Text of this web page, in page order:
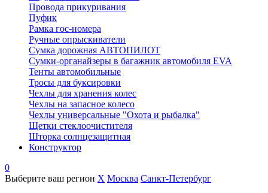
Провода прикуривания
Пуфик
Рамка гос-номера
Ручные опрыскиватели
Сумка дорожная АВТОПИЛОТ
Сумки-органайзеры в багажник автомобиля EVA
Тенты автомобильные
Тросы для буксировки
Чехлы для хранения колес
Чехлы на запасное колесо
Чехлы универсальные "Охота и рыбалка"
Щетки стеклоочистителя
Шторка солнцезащитная
Конструктор
0
Выберите ваш регион X Москва Санкт-Петербург